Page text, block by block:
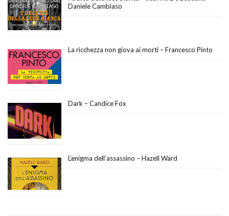
Daniele Cambiaso
La ricchezza non giova ai morti – Francesco Pinto
Dark – Candice Fox
L’enigma dell’assassino – Hazell Ward